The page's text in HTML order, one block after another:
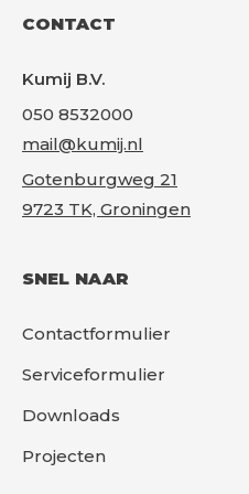
CONTACT
Kumij B.V.
050 8532000
mail@kumij.nl
Gotenburgweg 21
9723 TK, Groningen
SNEL NAAR
Contactformulier
Serviceformulier
Downloads
Projecten